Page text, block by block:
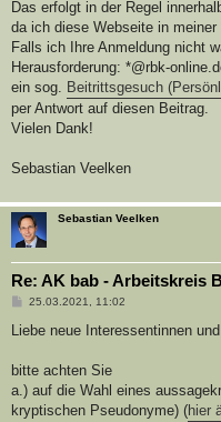
Das erfolgt in der Regel
da ich diese Webseite in meiner
Falls ich Ihre Anmeldung nicht
Herausforderung: *@rbk-
ein sog. Beitrittsgesuch
per Antwort auf diesen Beitrag.
Vielen Dank!
Sebastian Veelken
Sebastian Veelken
Re: AK bab - Arbeitskreis
B
i
a
25.03.2021, 11:02
Liebe neue Interessentinnen
bitte achten Sie
a.) auf die Wahl eines
kryptischen Pseudonyme) (hier